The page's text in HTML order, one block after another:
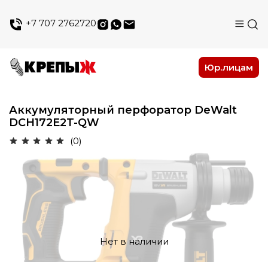
+7 707 2762720
Юр.лицам
Аккумуляторный перфоратор DeWalt
DCH172E2T-QW
(0)
Нет в наличии